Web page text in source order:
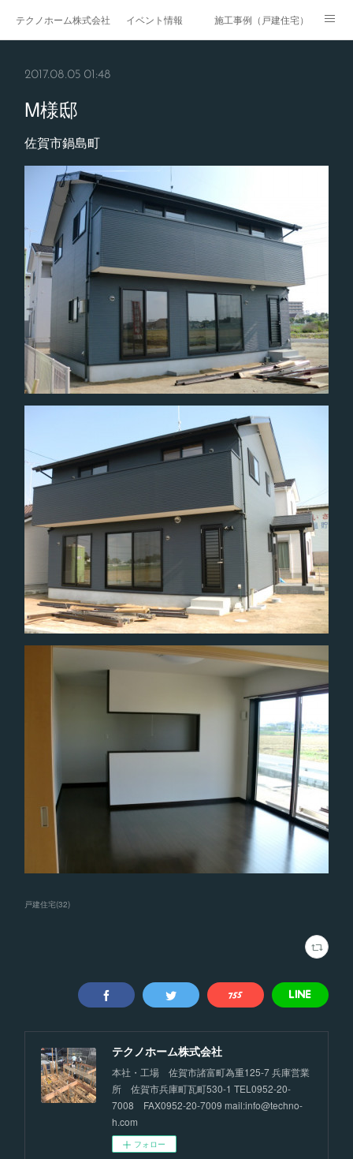
テクノホーム株式会社 イベント情報 施工事例（戸建住宅）
施工事例（公共工事）
2017.08.05 01:48
M様邸
佐賀市鍋島町
戸建住宅(32)
テクノホーム株式会社
本社・工場 佐賀市諸富町為重125-7 兵庫営業
所 佐賀市兵庫町瓦町530-1 TEL0952-20-
7008 FAX0952-20-7009 mail:info@techno-
h.com
フォロー